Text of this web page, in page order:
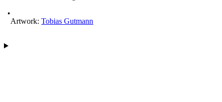
Artwork:Tobias Gutmann